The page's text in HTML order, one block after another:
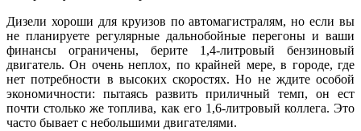
Дизели хороши для круизов по автомагистралям, но если вы
не планируете регулярные дальнобойные перегоны и ваши
финансы ограничены, берите 1,4-литровый бензиновый
двигатель. Он очень неплох, по крайней мере, в городе, где
нет потребности в высоких скоростях. Но не ждите особой
экономичности: пытаясь развить приличный темп, он ест
почти столько же топлива, как его 1,6-литровый коллега. Это
часто бывает с небольшими двигателями.